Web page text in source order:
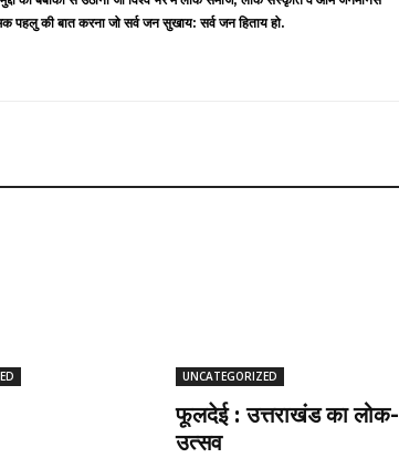
पहलु की बात करना जो सर्व जन सुखाय: सर्व जन हिताय हो.
UNCATEGORIZED
फूलदेई : उत्तराखंड का लोक-
उत्सव